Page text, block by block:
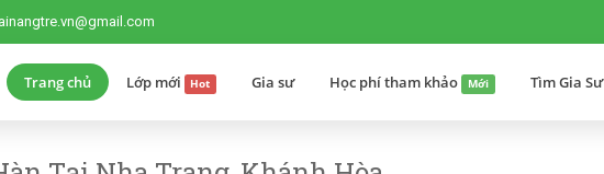
Trang chủ Lớp mới Hot Gia sư Học phí tham khảo Mới Tìm Gia Sư